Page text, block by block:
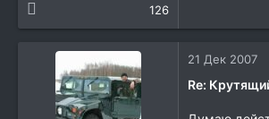
126
21 Дек 2007
Re: